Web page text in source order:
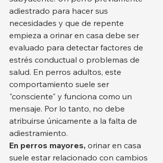
adiestrado para hacer sus
necesidades y que de repente
empieza a orinar en casa debe ser
evaluado para detectar factores de
estrés conductual o problemas de
salud. En perros adultos, este
comportamiento suele ser
"consciente" y funciona como un
mensaje. Por lo tanto, no debe
atribuirse únicamente a la falta de
adiestramiento.
En perros mayores, orinar en casa
suele estar relacionado con cambios